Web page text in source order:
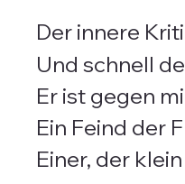
Der innere
Und schnell
Er ist gegen
Ein Feind der
Einer, der